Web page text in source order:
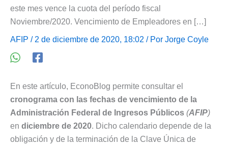
este mes vence la cuota del período fiscal
Noviembre/2020. Vencimiento de Empleadores en […]
AFIP / 2 de diciembre de 2020, 18:02 / Por Jorge Coyle
En este artículo, EconoBlog permite consultar el
cronograma con las fechas de vencimiento de la
Administración Federal de Ingresos Públicos (AFIP)
en diciembre de 2020. Dicho calendario depende de la
obligación y de la terminación de la Clave Única de